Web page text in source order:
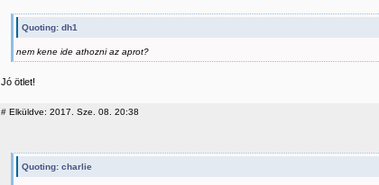
Quoting: dh1
nem kene ide athozni az aprot?
Jó ötlet!
# Elküldve: 2017. Sze. 08. 20:38
Quoting: charlie